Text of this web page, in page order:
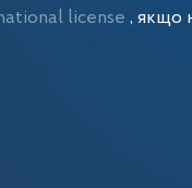
license , якщо